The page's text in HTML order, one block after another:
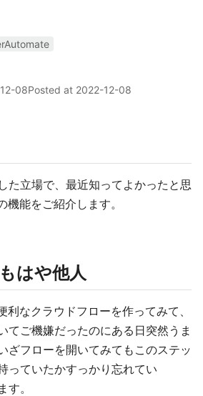
08Posted at 2022-12-08
た立場で、最近知ってよかったと思
能をご紹介します。
はや他人
なクラウドフローを作ってみて、
てご機嫌だったのにある日突然うま
ざフローを開いてみてもこのステッ
っていたかすっかり忘れてい
す。